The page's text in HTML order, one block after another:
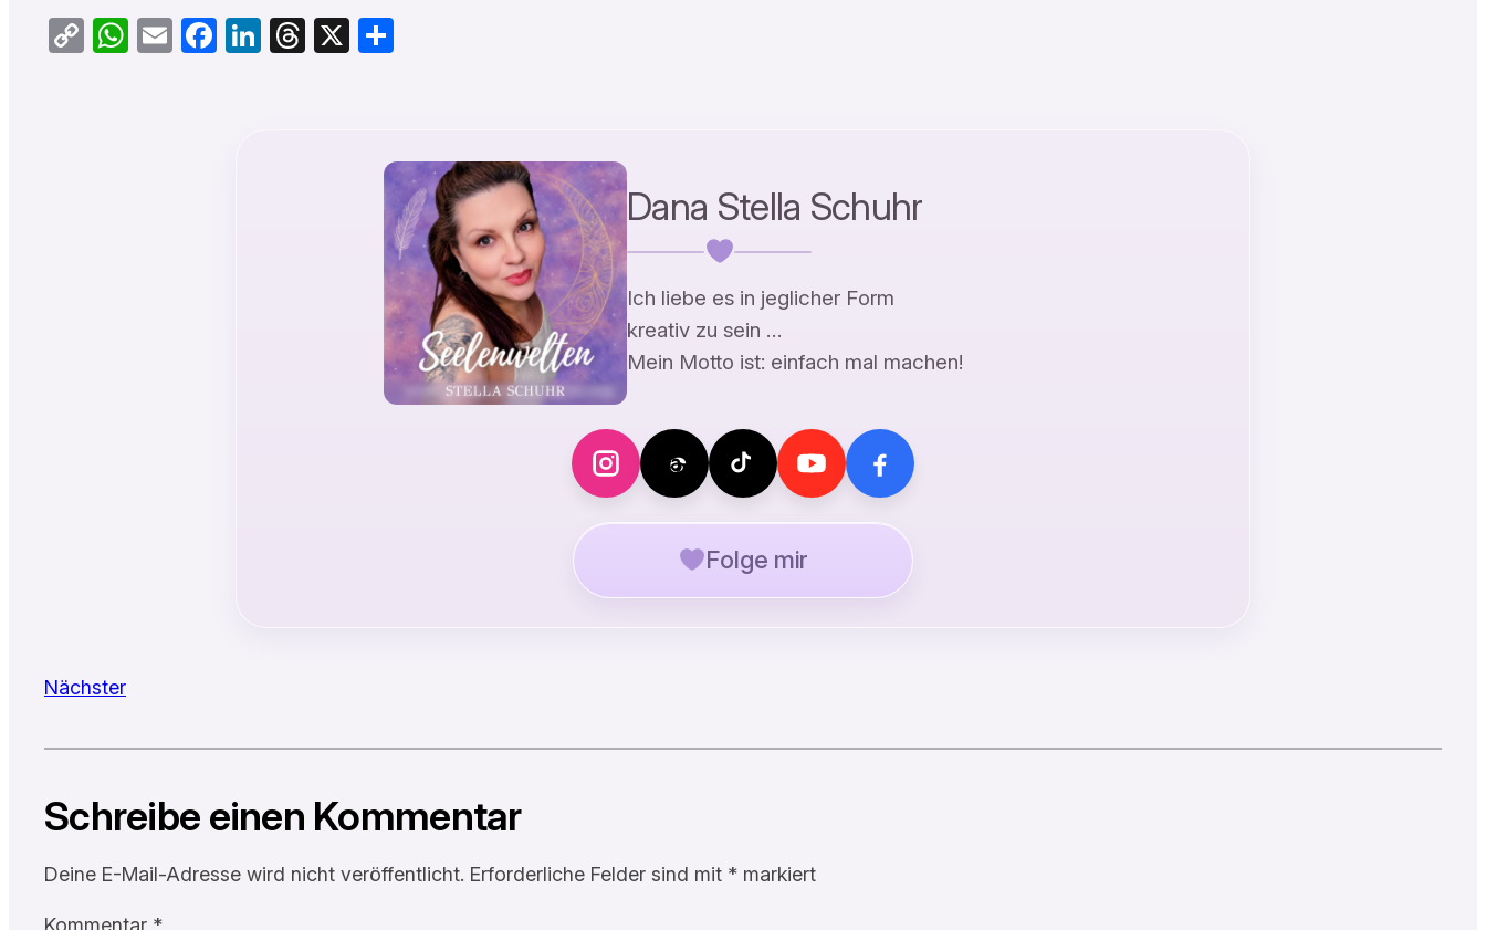
CopyWhatsApp
EmailFacebook
LinkedIn
Threads
X
Dana Stella Schuhr
Ich liebe es in jeglicher Form
kreativ zu sein …
Mein Motto ist: einfach mal machen!
Folge mir
Nächster
Schreibe einen Kommentar
Deine E-Mail-Adresse wird nicht veröffentlicht. Erforderliche Felder sind mit * markiert
Kommentar *